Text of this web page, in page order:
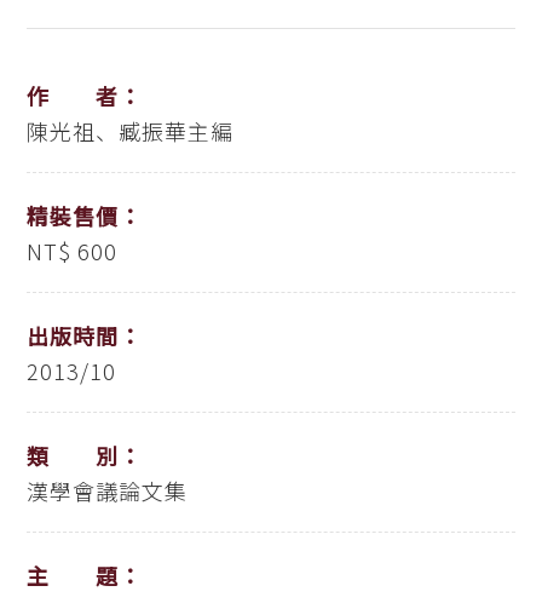
作 者：
陳光祖、臧振華主編
精裝售價：
NT$ 600
出版時間：
2013/10
類 別：
漢學會議論文集
主 題：